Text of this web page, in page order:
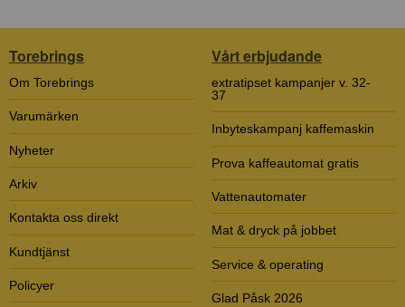
Torebrings
Om Torebrings
Varumärken
Nyheter
Arkiv
Kontakta oss direkt
Kundtjänst
Policyer
Vårt erbjudande
extratipset kampanjer v. 32-
37
Inbyteskampanj kaffemaskin
Prova kaffeautomat gratis
Vattenautomater
Mat & dryck på jobbet
Service & operating
Glad Påsk 2026